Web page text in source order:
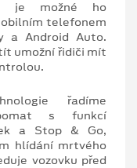
je možné ho
telefonem
a Android Auto.
umožní řidiči mít
řadíme
s funkcí
a Stop & Go,
hlídání mrtvého
vozovku před